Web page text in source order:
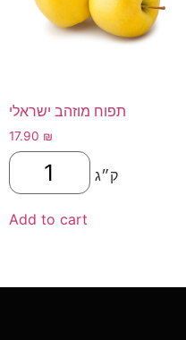
תפוח מוזהב ישראלי
17.90 ₪
ק״ג
Add to cart